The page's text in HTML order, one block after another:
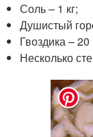
Соль – 1 кг;
Душистый
Гвоздика – 20
Несколько